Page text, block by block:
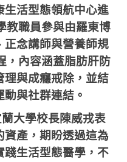
生活型態領航中心進
教職員參與由羅東博
正念講師與營養師規
，內容涵蓋脂肪肝防
理與成癮戒除，並結
與社群連結。
大學校長陳威戎表
資產，期盼透過這為
踐生活型態醫學，不